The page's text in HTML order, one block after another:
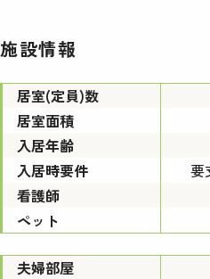
施設情報
居室(定員)数
居室面積
入居年齢
入居時要件
要
看護師
ペット
夫婦部屋